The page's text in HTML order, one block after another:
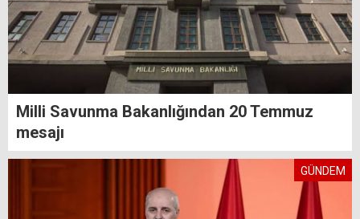
Milli Savunma Bakanlığından 20 Temmuz
mesajı
GÜNDEM